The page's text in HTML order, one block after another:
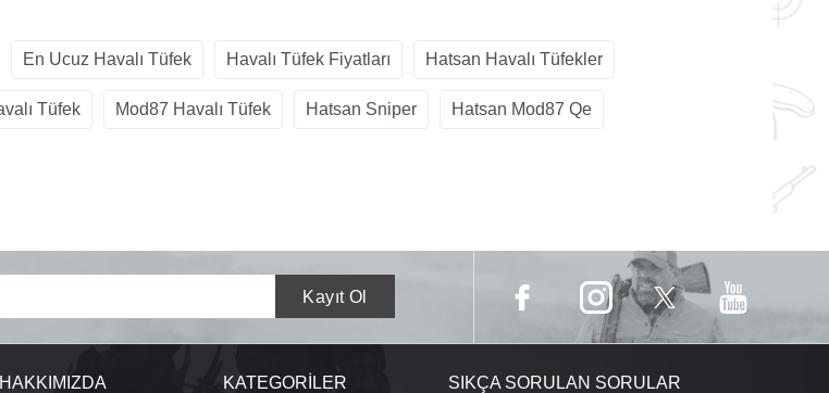
En Ucuz Havalı Tüfek Havalı Tüfek Fiyatları Hatsan Havalı Tüfekler
Tüfek Mod87 Havalı Tüfek Hatsan Sniper Hatsan Mod87 Qe
HAKKIMIZDA KATEGORİLER SIKÇA SORULAN SORULAR